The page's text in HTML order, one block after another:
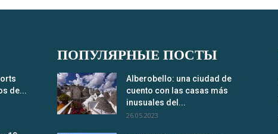
de...
ПОПУЛЯРНЫЕ ПОСТЫ
Alberobello: una ciudad de
cuento con las casas más
inusuales del...
26.05.2023